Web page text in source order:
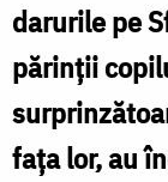
darurile pe
părinții
fața lor, au